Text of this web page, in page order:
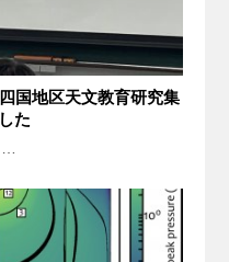
国地区天文教育研究集
た